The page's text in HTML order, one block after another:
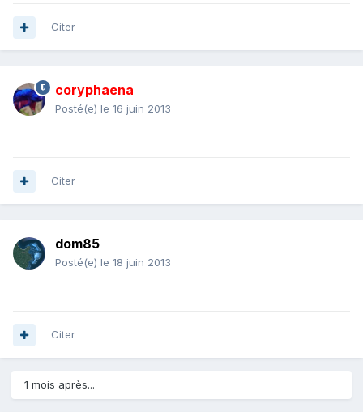
Citer
coryphaena
Posté(e) le 16 juin 2013
Citer
dom85
Posté(e) le 18 juin 2013
Citer
1 mois après...